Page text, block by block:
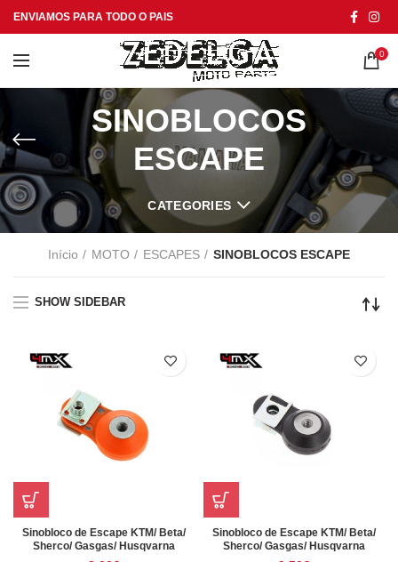
ENVIAMOS PARA TODO O PAIS
0
SINOBLOCOS
ESCAPE
CATEGORIES
Início MOTO ESCAPES SINOBLOCOS ESCAPE
SHOW SIDEBAR
Sinobloco de Escape KTM/ Beta/
Sherco/ Gasgas/ Husqvarna
Sinobloco de Escape KTM/ Beta/
Sherco/ Gasgas/ Husqvarna